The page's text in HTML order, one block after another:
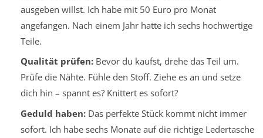
ausgeben willst. Ich habe mit 50 Euro pro Monat
angefangen. Nach einem Jahr hatte ich sechs hochwertige
Teile.
Qualität prüfen:Bevor du kaufst, drehe das Teil um.
Prüfe die Nähte. Fühle den Stoff. Ziehe es an und setze
dich hin – spannt es? Knittert es sofort?
Geduld haben:Das perfekte Stück kommt nicht immer
sofort. Ich habe sechs Monate auf die richtige Ledertasche